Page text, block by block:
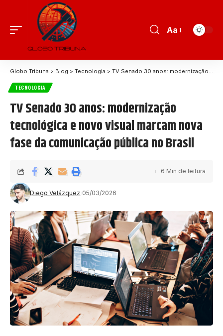
Aa
Globo Tribuna > Blog > Tecnologia > TV Senado 30 anos: modernização tecnológica e novo visual marcam nova fase da comunicação pública no Brasil
TECNOLOGIA
TV Senado 30 anos: modernização
tecnológica e novo visual marcam nova
fase da comunicação pública no Brasil
Diego Velázquez 05/03/2026
6 Min de leitura